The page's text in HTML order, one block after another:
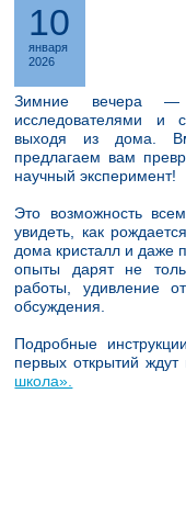
10
января
2026
Зимние вечера —
исследователями и
выходя из дома.
предлагаем вам
научный эксперимент!
Это возможность
увидеть, как
дома кристалл и даже
опыты дарят не
работы, удивление
обсуждения.
Подробные
первых открытий
школа».